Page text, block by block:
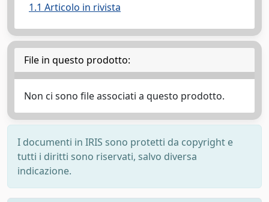
1.1 Articolo in rivista
File in questo prodotto:
Non ci sono file associati a questo prodotto.
I documenti in IRIS sono protetti da copyright e
tutti i diritti sono riservati, salvo diversa
indicazione.